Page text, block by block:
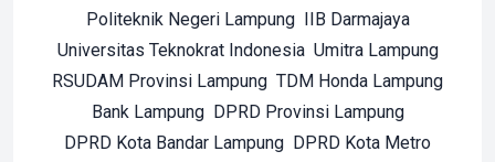
Politeknik Negeri Lampung IIB Darmajaya
Universitas Teknokrat Indonesia Umitra Lampung
RSUDAM Provinsi Lampung TDM Honda Lampung
Bank Lampung DPRD Provinsi Lampung
DPRD Kota Bandar Lampung DPRD Kota Metro